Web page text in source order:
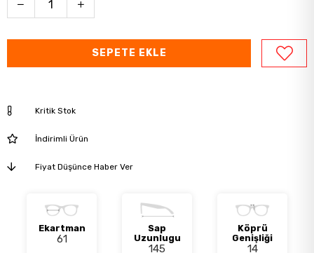
Kritik Stok
İndirimli Ürün
Fiyat Düşünce Haber Ver
Ekartman
61
Sap
Uzunlugu
145
Köprü
Genişliği
14